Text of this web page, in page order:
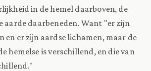
in de hemel daarboven, de
aarde daarbeneden. Want "er zijn
en er zijn aardse lichamen, maar de
hemelse is verschillend, en die van